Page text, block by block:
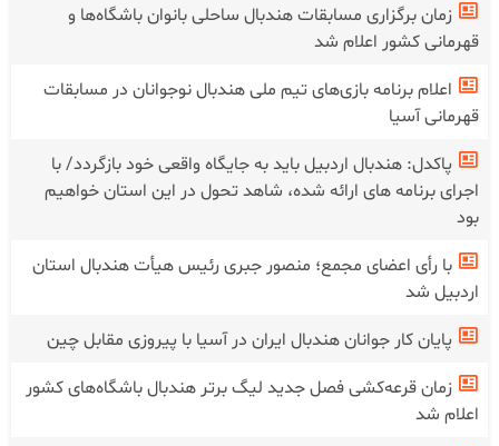
زمان برگزاری مسابقات هندبال ساحلی بانوان باشگاه‌ها و
قهرمانی کشور اعلام شد
اعلام برنامه بازی‌های تیم ملی هندبال نوجوانان در مسابقات
قهرمانی آسیا
پاکدل: هندبال اردبیل باید به جایگاه واقعی خود بازگردد/ با
اجرای برنامه های ارائه شده، شاهد تحول در این استان خواهیم
بود
با رأی اعضای مجمع؛ منصور جبری رئیس هیأت هندبال استان
اردبیل شد
پایان کار جوانان هندبال ایران در آسیا با پیروزی مقابل چین
زمان قرعه‌کشی فصل جدید لیگ برتر هندبال باشگاه‌های کشور
اعلام شد